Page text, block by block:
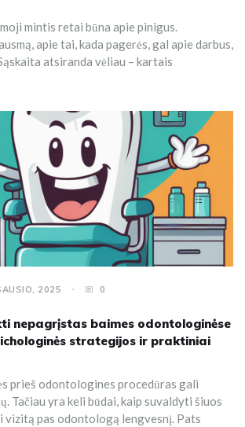
mintis retai būna apie pinigus.
apie tai, kada pagerės, gal apie darbus,
atsiranda vėliau – kartais
2025 0
nepagrįstas baimes odontologinėse
strategijos ir praktiniai
prieš odontologines procedūras gali
Tačiau yra keli būdai, kaip suvaldyti šiuos
vizitą pas odontologą lengvesnį. Pats